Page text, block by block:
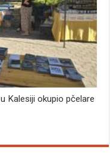
Kalesiji okupio pčelare